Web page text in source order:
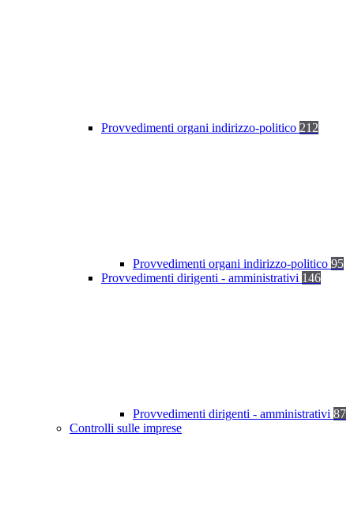
Provvedimenti organi indirizzo-politico 212
Provvedimenti organi indirizzo-politico 95
Provvedimenti dirigenti - amministrativi 146
Provvedimenti dirigenti - amministrativi 87
Controlli sulle imprese